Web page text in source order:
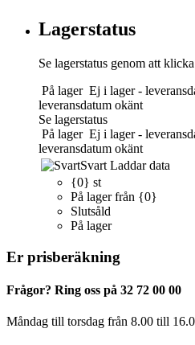
Lagerstatus
Se lagerstatus genom att
På lager Ej i lager -
leveransdatum okänt
Se lagerstatus
På lager Ej i lager -
leveransdatum okänt
Svart Laddar data
{0} st
På lager från {0}
Slutsåld
På lager
Er prisberäkning
Frågor? Ring oss på 32 72 00 00
Måndag till torsdag från 8.00 till